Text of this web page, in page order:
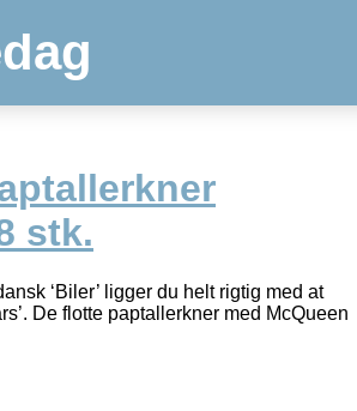
stk.
‘Biler’ ligger du helt rigtig med at
De flotte paptallerkner med McQueen